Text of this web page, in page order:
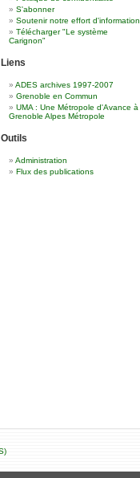
S'abonner
Soutenir notre effort d'information
Télécharger "Le système
Carignon"
Liens
ADES archives 1997-2007
Grenoble en Commun
UMA : Une Métropole d'Avance à
Grenoble Alpes Métropole
Outils
Administration
Flux des publications